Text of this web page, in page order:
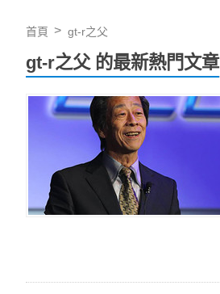
首頁 gt-r之父
gt-r之父 的最新熱門文章